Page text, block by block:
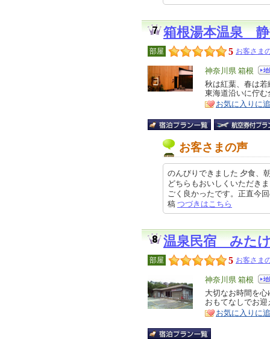
箱根湯本温泉 静
部屋 5 お客さま
エ
リ
ア
神奈川県 箱根
特
徴
秋は紅葉、春は
東海道沿いに佇
お気に入りに
お客さまの声
のんびりできました 夕食、
どちらもおいしくいただき
ごく良かったです。正直今
稿 つづきはこちら
温泉民宿 みた
部屋 5 お客さま
エ
リ
ア
神奈川県 箱根
特
徴
大切なお時間を
おもてなしでお
お気に入りに